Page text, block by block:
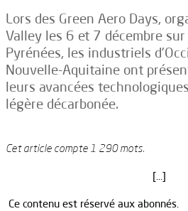
Lors des Green Aero Days,
Valley les 6 et 7 décembre sur
Pyrénées, les industriels
Nouvelle-Aquitaine ont
leurs avancées
légère décarbonée.
Cet article compte 1 290 mots.
[…]
Ce contenu est réservé aux abonnés.